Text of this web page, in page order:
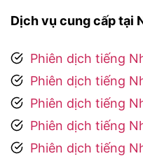
Dịch vụ cung cấp tại
Phiên dịch tiếng
Phiên dịch tiếng
Phiên dịch tiếng
Phiên dịch tiếng
Phiên dịch tiếng